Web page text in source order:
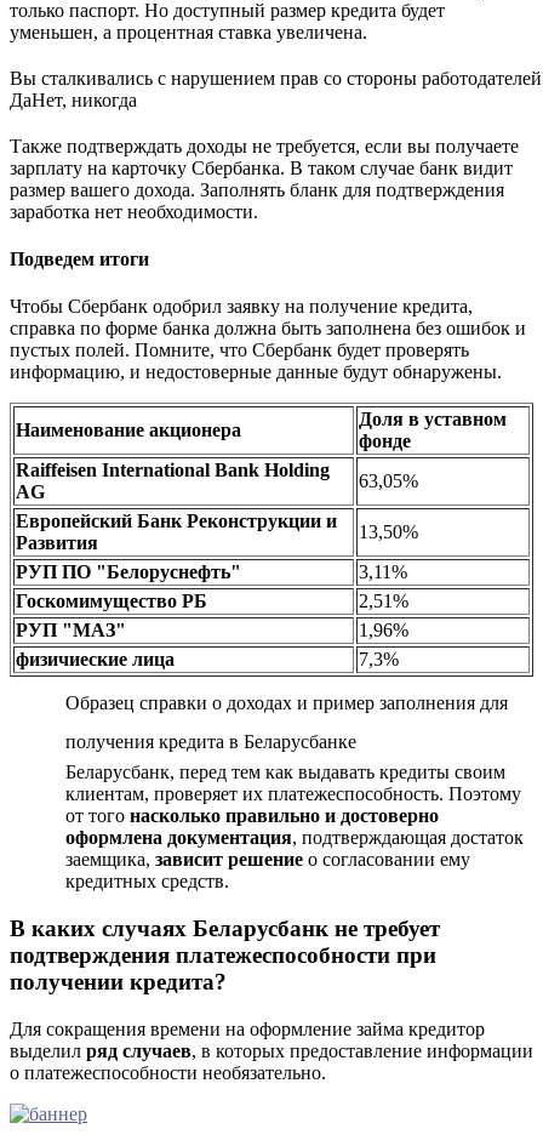
только паспорт. Но доступный размер кредита будет
уменьшен, а процентная ставка увеличена.
Вы сталкивались с нарушением прав со стороны
ДаНет, никогда
Также подтверждать доходы не требуется, если вы получаете
зарплату на карточку Сбербанка. В таком случае банк видит
размер вашего дохода. Заполнять бланк для подтверждения
заработка нет необходимости.
Подведем итоги
Чтобы Сбербанк одобрил заявку на получение кредита,
справка по форме банка должна быть заполнена без ошибок и
пустых полей. Помните, что Сбербанк будет проверять
информацию, и недостоверные данные будут обнаружены.
Наименование акционера
Доля в уставном
фонде
Raiffeisen International Bank Holding
AG
63,05%
Европейский Банк Реконструкции и
Развития
13,50%
РУП ПО "Белоруснефть"
3,11%
Госкомимущество РБ
2,51%
РУП "МАЗ"
1,96%
физичиеские лица
7,3%
Образец справки о доходах и пример заполнения для
получения кредита в Беларусбанке
Беларусбанк, перед тем как выдавать кредиты своим
клиентам, проверяет их платежеспособность. Поэтому
от того насколько правильно и достоверно
оформлена документация, подтверждающая достаток
заемщика, зависит решение о согласовании ему
кредитных средств.
В каких случаях Беларусбанк не требует
подтверждения платежеспособности при
получении кредита?
Для сокращения времени на оформление займа кредитор
выделил ряд случаев, в которых предоставление информации
о платежеспособности необязательно.